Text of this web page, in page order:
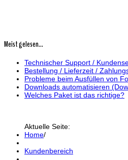
Meist gelesen...
Technischer Support /
Bestellung / Lieferzeit /
Probleme beim Ausfüllen von
Downloads automatisieren
Welches Paket ist das richtige?
Aktuelle Seite:
Home/
Kundenbereich